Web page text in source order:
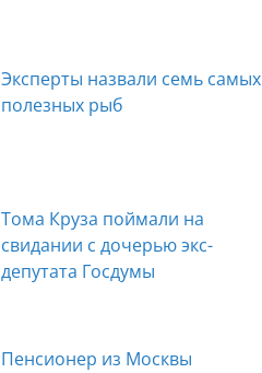
Эксперты назвали семь самых
полезных рыб
Тома Круза поймали на
свидании с дочерью экс-
депутата Госдумы
Пенсионер из Москвы